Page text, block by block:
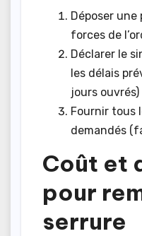
Déposer
forces de
Déclarer le
les délais
jours ouvrés)
Fournir tous
demandés
Coût et
pour
serrure